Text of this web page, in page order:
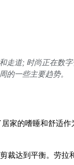
走道; 时尚正在数
一些主要趋势。
家的嗜睡和舒适
达到平衡。劳拉